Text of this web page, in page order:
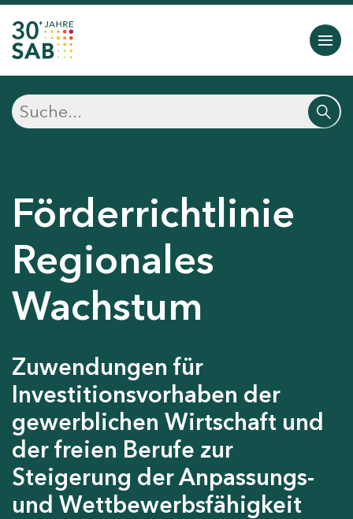
Förderrichtlinie
Regionales
Wachstum
Zuwendungen für
Investitionsvorhaben der
gewerblichen Wirtschaft und
der freien Berufe zur
Steigerung der Anpassungs-
und Wettbewerbsfähigkeit